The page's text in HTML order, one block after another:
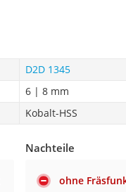
D2D 1345
6 | 8 mm
Kobalt-HSS
Nachteile
ohne